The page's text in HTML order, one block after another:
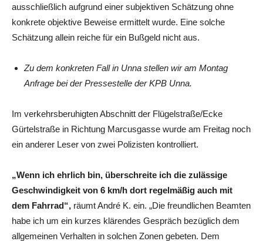
ausschließlich aufgrund einer subjektiven Schätzung ohne
konkrete objektive Beweise ermittelt wurde. Eine solche
Schätzung allein reiche für ein Bußgeld nicht aus.
Zu dem konkreten Fall in Unna stellen wir am Montag
Anfrage bei der Pressestelle der KPB Unna.
Im verkehrsberuhigten Abschnitt der Flügelstraße/Ecke
Gürtelstraße in Richtung Marcusgasse wurde am Freitag noch
ein anderer Leser von zwei Polizisten kontrolliert.
„Wenn ich ehrlich bin, überschreite ich die zulässige
Geschwindigkeit von 6 km/h dort regelmäßig auch mit
dem Fahrrad“, räumt André K. ein. „Die freundlichen Beamten
habe ich um ein kurzes klärendes Gespräch bezüglich dem
allgemeinen Verhalten in solchen Zonen gebeten. Dem